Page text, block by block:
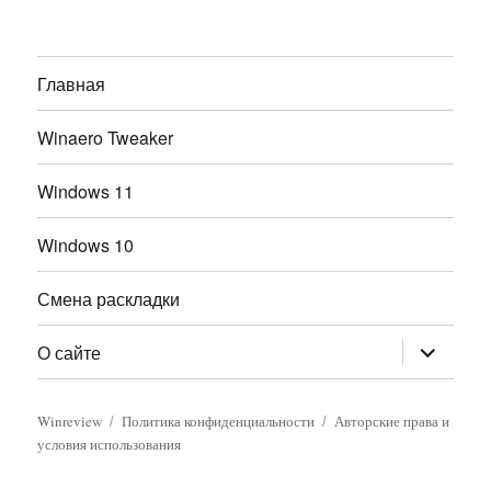
Главная
Winaero Tweaker
Windows 11
Windows 10
Смена раскладки
О сайте раскрыть
дочернее
меню
Winreview Политика конфиденциальности
Авторские права и
условия использования